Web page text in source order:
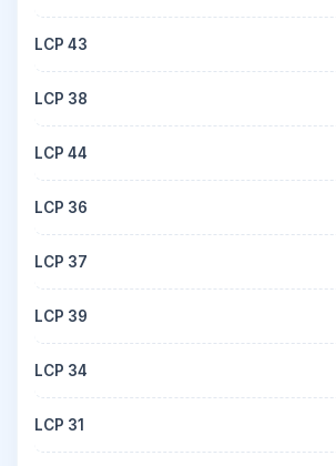
LCP 43
LCP 38
LCP 44
LCP 36
LCP 37
LCP 39
LCP 34
LCP 31